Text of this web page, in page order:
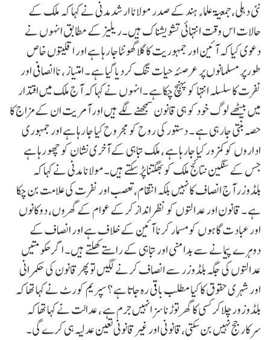
نئی دہلی، جمعیۃعلماء ہند کے صدر مولانا ارشد مدنی نے کہا کہ ملک کے
حالات اس وقت انتہائی تشویشناک ہیں۔ریلیز کے مطابق انہوں نے
دعوی کیا کہ آئین اور جمہوریت کا گلا گھونٹا جا رہا ہے اور اقلیتوں خاص
طورپر مسلمانوں پر عرصئہ حیات تنگ کردیا گیا ہے ۔ امتیاز ، ناانصافی اور
نفرت کا سلسلہ انتہا کو پہنچ چکا ہے ۔انہوں نے کہا کہ آج ملک میں اقتدار
میں بیٹھے لوگ خود کو ہی قانون سمجھنے لگے ہیں اور آمریت ان کے مزاج کا
حصہ بنتی جارہی ہے ۔ دستور کی روح کو مجروح کیا جا رہا ہے اور جمہوری
اداروں کو کمزور کیا جارہا ہے ، ملک تباہی کے آخری نشان کو چھو رہا ہے
جس کے سنگین نتائج ملک کو بھگتنا پڑ سکتے ہیں۔مولانا مدنی نے کہا کہ
بلڈوزر آج انصاف کا نہیں بلکہ انتقام، تعصب اور نفرت کی علامت بن چکا
ہے ۔ قانون اور عدالتوں کو نظر انداز کرکے عوام کے گھروں، دوکانوں
اور عبادت گاہوں کو مسمار کرنا آئین کے خلاف ہے اور انصاف کے
دوہرے پیمانے سے بدامنی اور تباہی کے راستے کھلتے ہیں۔ اگر حکومتیں
عدالتوں کی جگہ بلڈوزر سے انصاف کرنے لگیں تو پھر قانون کی حکمرانی
اور شہری حقوق کا کیا مطلب باقی رہ جاتا ہے ؟ سپریم کورٹ نے کہا تھا کہ
بلڈوزور چلاکر کسی کا گھر توڑنا سزا نہیں جرم ہے ، عدالت نے کہا تھا کہ
سرکار جج نہیں بن سکتی،قانونی اور غیرقانونی تعین عدلیہ ہی کرے گی۔